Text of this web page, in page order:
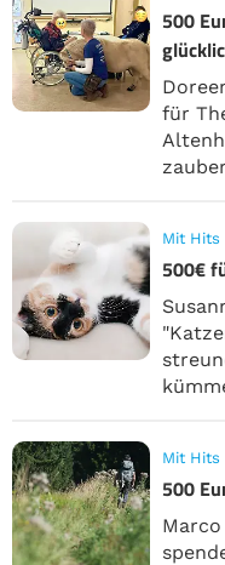
500
für
Mit
500€
Mit
500